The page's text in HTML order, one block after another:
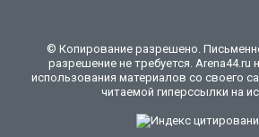
© Копирование разрешено.
разрешение не требуется. Arena44.ru
использования материалов со своего
читаемой гиперссылки на